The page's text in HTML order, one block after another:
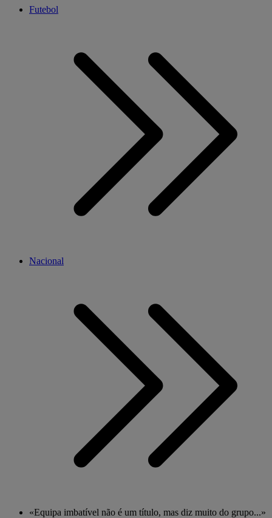
Futebol
Nacional
«Equipa imbatível não é um título, mas diz muito do grupo...»